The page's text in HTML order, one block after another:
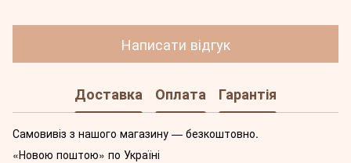
Написати відгук
Доставка Оплата Гарантія
Самовивіз з нашого магазину — безкоштовно.
«Новою поштою» по Україні